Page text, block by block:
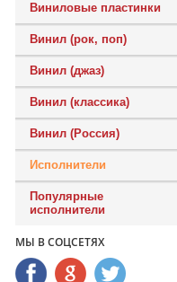
Виниловые пластинки
Винил (рок, поп)
Винил (джаз)
Винил (классика)
Винил (Россия)
Исполнители
Популярные
исполнители
МЫ В СОЦСЕТЯХ